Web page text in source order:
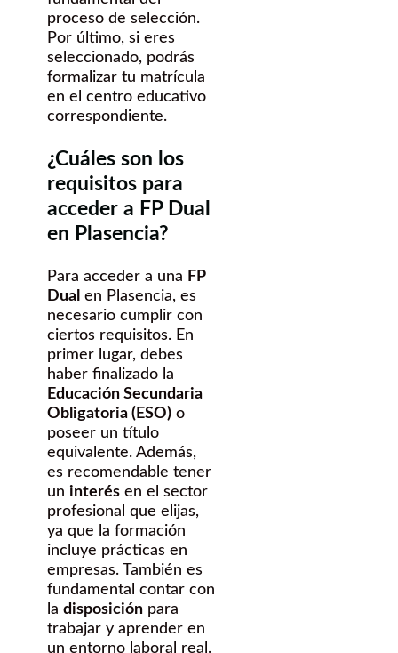
proceso de selección.
Por último, si eres
seleccionado, podrás
formalizar tu matrícula
en el centro educativo
correspondiente.
¿Cuáles son los
requisitos para
acceder a FP Dual
en Plasencia?
Para acceder a una FP
Dual en Plasencia, es
necesario cumplir con
ciertos requisitos. En
primer lugar, debes
haber finalizado la
Educación Secundaria
Obligatoria (ESO) o
poseer un título
equivalente. Además,
es recomendable tener
un interés en el sector
profesional que elijas,
ya que la formación
incluye prácticas en
empresas. También es
fundamental contar con
la disposición para
trabajar y aprender en
un entorno laboral real.